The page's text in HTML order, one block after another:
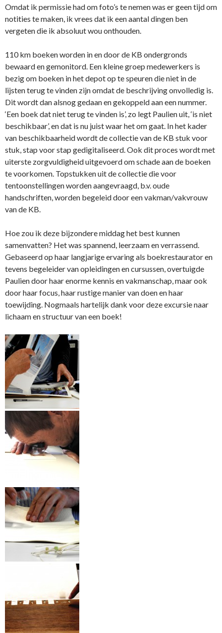
Omdat ik permissie had om foto’s te nemen was er geen tijd om
notities te maken, ik vrees dat ik een aantal dingen ben
vergeten die ik absoluut wou onthouden.
110 km boeken worden in en door de KB ondergronds
bewaard en gemonitord. Een kleine groep medewerkers is
bezig om boeken in het depot op te speuren die niet in de
lijsten terug te vinden zijn omdat de beschrijving onvolledig is.
Dit wordt dan alsnog gedaan en gekoppeld aan een nummer.
‘Een boek dat niet terug te vinden is’, zo legt Paulien uit, ‘is niet
beschikbaar’, en dat is nu juist waar het om gaat. In het kader
van beschikbaarheid wordt de collectie van de KB stuk voor
stuk, stap voor stap gedigitaliseerd. Ook dit proces wordt met
uiterste zorgvuldigheid uitgevoerd om schade aan de boeken
te voorkomen. Topstukken uit de collectie die voor
tentoonstellingen worden aangevraagd, b.v. oude
handschriften, worden begeleid door een vakman/vakvrouw
van de KB.
Hoe zou ik deze bijzondere middag het best kunnen
samenvatten? Het was spannend, leerzaam en verrassend.
Gebaseerd op haar langjarige ervaring als boekrestaurator en
tevens begeleider van opleidingen en cursussen, overtuigde
Paulien door haar enorme kennis en vakmanschap, maar ook
door haar focus, haar rustige manier van doen en haar
toewijding. Nogmaals hartelijk dank voor deze excursie naar
lichaam en structuur van een boek!